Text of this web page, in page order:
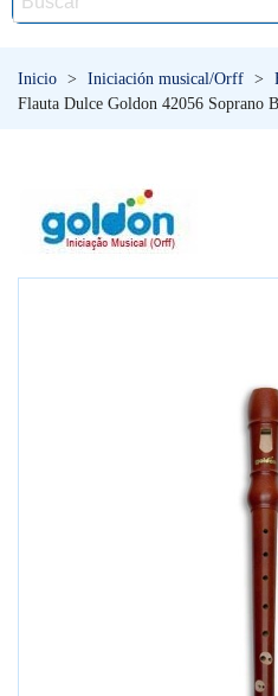
Inicio > Iniciación musical/Orff >
Flauta Dulce Goldon 42056 Soprano